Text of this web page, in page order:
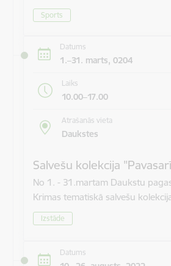
Sports
Datums
1.–31. marts, 0204
Laiks
10.00–17.00
Atrašanās vieta
Daukstes
Salvešu kolekcija
No 1. - 31.martam Daukstu
Krimas tematiskā salvešu
Izstāde
Datums